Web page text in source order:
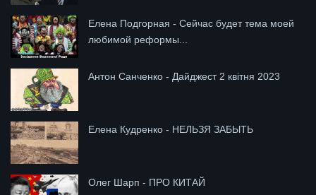
Елена Подгорная - Сейчас будет тема моей
любимой реформы...
Антон Санченко - Дайджест 2 квітня 2023
Елена Кудренко - НЕЛЬЗЯ ЗАБЫТЬ
Олег Шарп - ПРО КИТАЙ